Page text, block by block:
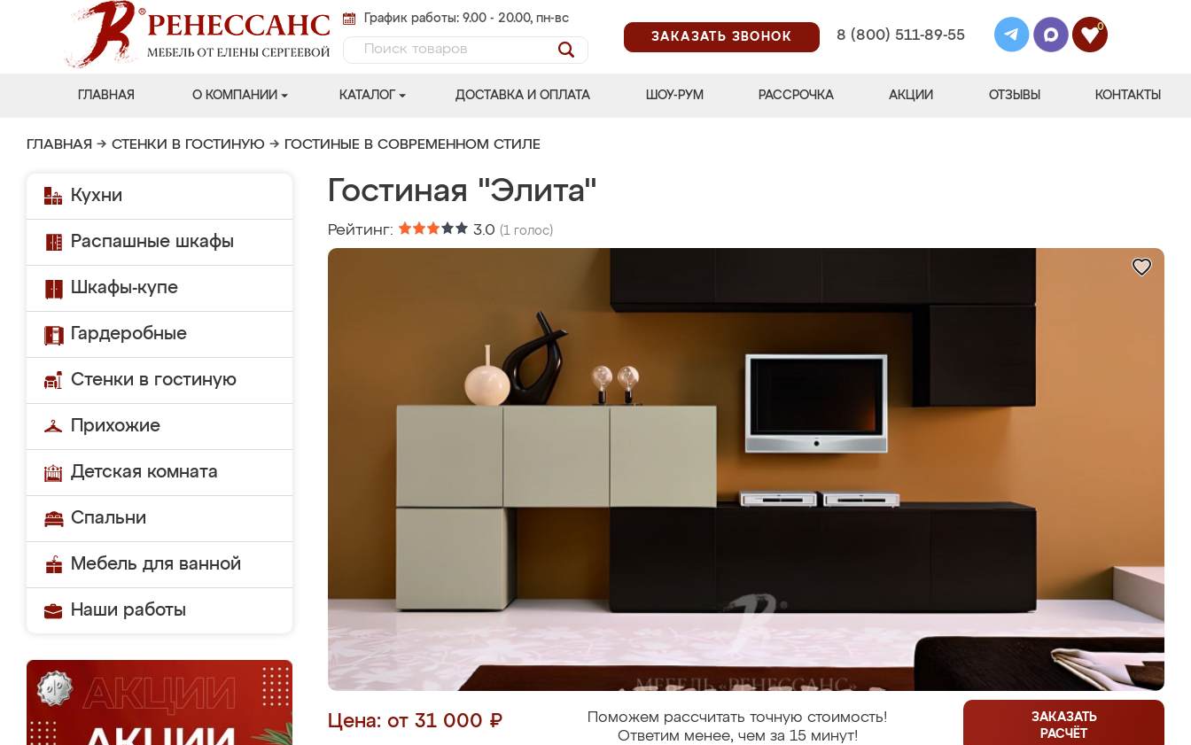
График работы: 9.00 - 20.00, пн-вс
ЗАКАЗАТЬ ЗВОНОК
8 (800) 511-89-55
0
ГЛАВНАЯ О КОМПАНИИ КАТАЛОГ ДОСТАВКА И ОПЛАТА ШОУ-РУМ РАССРОЧКА АКЦИИ ОТЗЫВЫ КОНТАКТЫ
ГЛАВНАЯ → СТЕНКИ В ГОСТИНУЮ → ГОСТИНЫЕ В СОВРЕМЕННОМ СТИЛЕ
Кухни
Распашные шкафы
Шкафы-купе
Гардеробные
Стенки в гостиную
Прихожие
Детская комната
Спальни
Мебель для ванной
Наши работы
Гостиная "Элита"
Рейтинг: 3.0 (1 голос)
Цена: от 31 000 ₽
Поможем рассчитать точную стоимость!
Ответим менее, чем за 15 минут!
ЗАКАЗАТЬ
РАСЧЁТ